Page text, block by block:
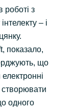
роботі з
– і
показало,
що
одного